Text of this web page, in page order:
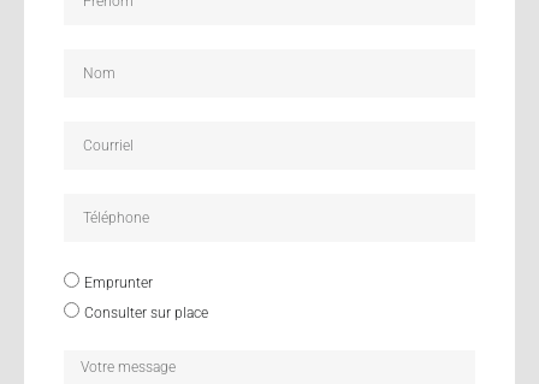
Emprunter
Consulter sur place